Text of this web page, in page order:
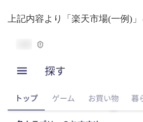
上記内容より「楽天市場(一例)」